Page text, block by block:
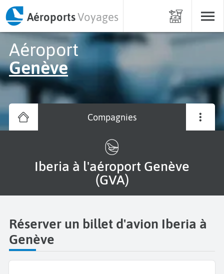
AéroportsVoyages
Aéroport
Genève
Compagnies
Iberia à l'aéroport Genève
(GVA)
Réserver un billet d'avion Iberia à
Genève